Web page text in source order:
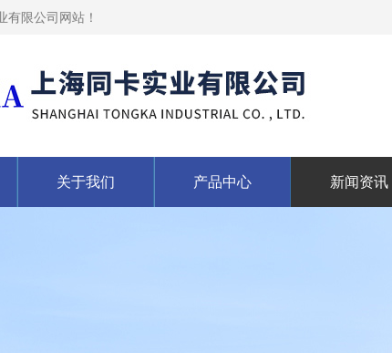
有限公司网站！
关于我们 产品中心 新闻资讯